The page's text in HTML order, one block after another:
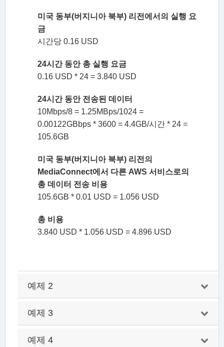
미국 동부(버지니아 북부) 리전에서의 실행 요
금
시간당 0.16 USD
24시간 동안 총 실행 요금
0.16 USD * 24 = 3.840 USD
24시간 동안 전송된 데이터
10Mbps/8 = 1.25MBps/1024 =
0.00122GBbps * 3600 = 4.4GB/시간 * 24 =
105.6GB
미국 동부(버지니아 북부) 리전의
MediaConnect에서 다른 AWS 서비스로의
총 데이터 전송 비용
105.6GB * 0.01 USD = 1.056 USD
총 비용
3.840 USD * 1.056 USD = 4.896 USD
예제 2
예제 3
예제 4